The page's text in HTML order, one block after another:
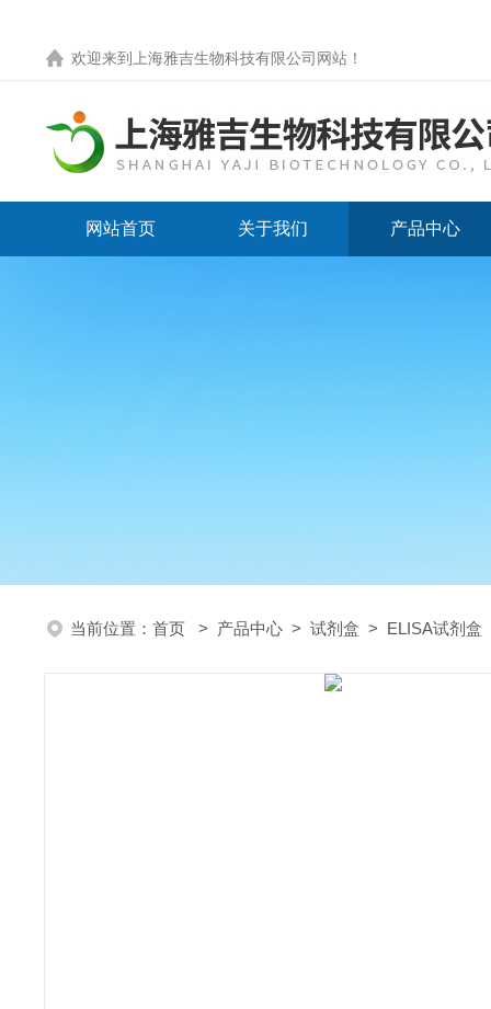
欢迎来到 上海雅吉生物科技有限公司网站 ！
网站首页 关于我们 产品中心
当前位置： 首页 > 产品中心 > 试剂盒 > ELISA试剂盒